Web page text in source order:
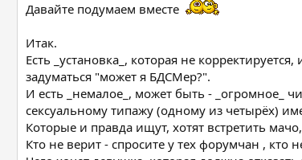
Давайте подумаем вместе
Итак.
Есть _установка_, которая не
задуматься "может я БДСМер?".
И есть _немалое_, может быть - _огромное_
сексуальному типажу (одному из четырёх)
Которые и правда ищут, хотят встретить
Кто не верит - спросите у тех форумчан , кто